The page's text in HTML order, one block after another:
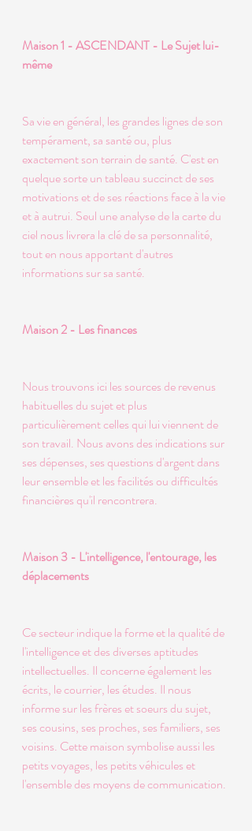
Maison 1 - ASCENDANT - Le Sujet lui-
même
Sa vie en général, les grandes lignes de son
tempérament, sa santé ou, plus
exactement son terrain de santé. C'est en
quelque sorte un tableau succinct de ses
motivations et de ses réactions face à la vie
et à autrui. Seul une analyse de la carte du
ciel nous livrera la clé de sa personnalité,
tout en nous apportant d'autres
informations sur sa santé.
Maison 2 - Les finances
Nous trouvons ici les sources de revenus
habituelles du sujet et plus
particulièrement celles qui lui viennent de
son travail. Nous avons des indications sur
ses dépenses, ses questions d'argent dans
leur ensemble et les facilités ou difficultés
financières qu'il rencontrera.
Maison 3 - L'intelligence, l'entourage, les
déplacements
Ce secteur indique la forme et la qualité de
l'intelligence et des diverses aptitudes
intellectuelles. Il concerne également les
écrits, le courrier, les études. Il nous
informe sur les frères et soeurs du sujet,
ses cousins, ses proches, ses familiers, ses
voisins. Cette maison symbolise aussi les
petits voyages, les petits véhicules et
l'ensemble des moyens de communication.